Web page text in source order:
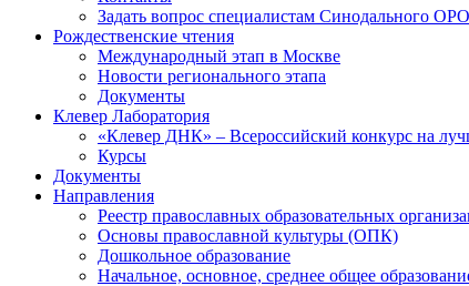
Задать вопрос специалистам Синодального
Рождественские чтения
Международный этап в Москве
Новости регионального этапа
Документы
Клевер Лаборатория
«Клевер ДНК» – Всероссийский конкурс на
Курсы
Документы
Направления
Реестр православных образовательных
Основы православной культуры (ОПК)
Дошкольное образование
Начальное, основное, среднее общее